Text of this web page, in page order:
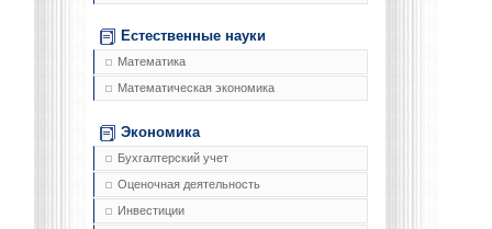
Естественные науки
Математика
Математическая экономика
Экономика
Бухгалтерский учет
Оценочная деятельность
Инвестиции